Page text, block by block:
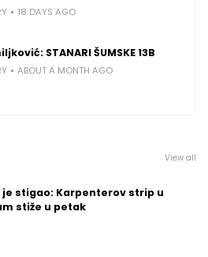
18 DAYS AGO
STANARI ŠUMSKE 13B
ABOUT A MONTH AGO
View all
je stigao: Karpenterov strip u
stiže u petak